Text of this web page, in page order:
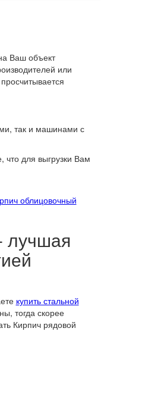
Ваш объект
или
так и машинами с
для выгрузки Вам
облицовочный
лучшая
купить стальной
тогда скорее
Кирпич рядовой